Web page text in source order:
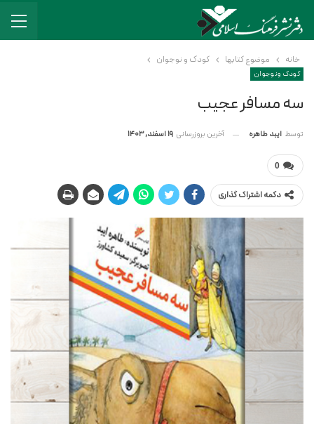
خانه موضوع کتابها کودک و نوجوان
کودک و نوجوان
سه مسافر عجیب
توسط ایبد طاهره آخرین بروزرسانی 19 اسفند, 1403
0
دکمه اشتراک گذاری